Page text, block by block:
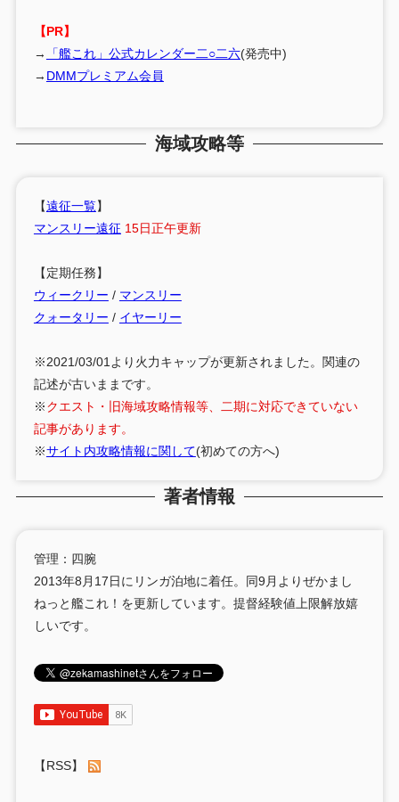
【PR】
→
「艦これ」公式カレンダー二○二六(発売中)
→ DMMプレミアム会員
海域攻略等
【遠征一覧】
マンスリー遠征 15日正午更新
【定期任務】
ウィークリー / マンスリー
クォータリー / イヤーリー
※2021/03/01より火力キャップが更新されました。関連の
記述が古いままです。
※クエスト・旧海域攻略情報等、二期に対応できていない
記事があります。
※サイト内攻略情報に関して(初めての方へ)
著者情報
管理：四腕
2013年8月17日にリンガ泊地に着任。同9月よりぜかまし
ねっと艦これ！を更新しています。提督経験値上限解放嬉
しいです。
【RSS】